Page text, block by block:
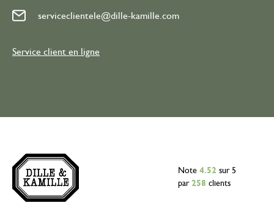
serviceclientele@dille-kamille.com
Service client en ligne
Note 4.52 sur 5
par 258 clients